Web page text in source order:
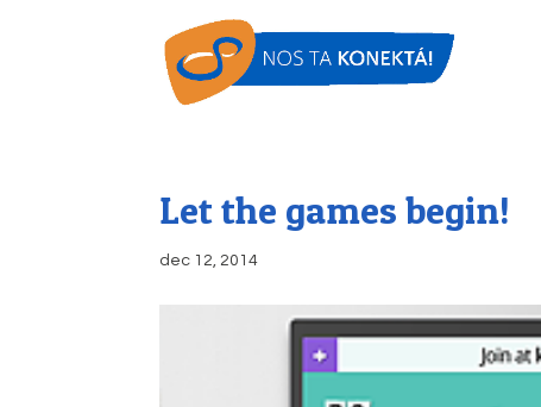
Let the games begin!
dec 12, 2014